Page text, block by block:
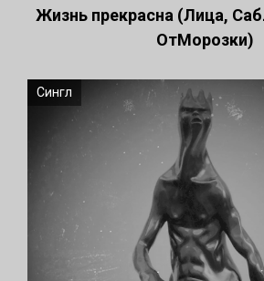
Жизнь прекрасна (Лица,
ОтМорозки)
Сингл